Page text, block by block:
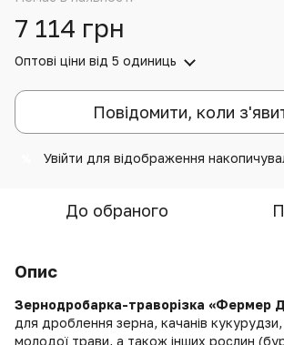
7 114 грн
Оптові ціни від 5 одиниць
Повідомити, коли
Увійти для відображення
До обраного
Опис
Зернодробарка-траворізка «Фермер
для дроблення зерна, качанів
молодої трави, а також інших рослин